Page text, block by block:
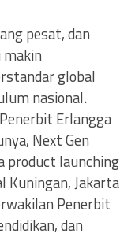
pesat, dan
makin
global
nasional.
Erlangga
Next Gen
product launching
Kuningan, Jakarta
Penerbit
dan